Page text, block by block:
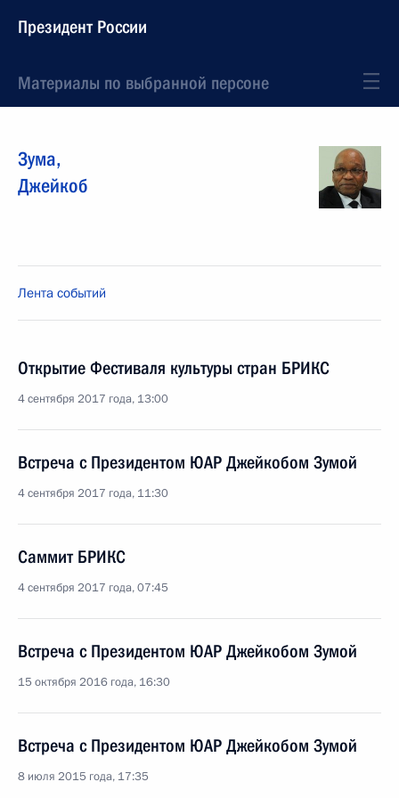
Президент России
Материалы по выбранной персоне
Зума,
Джейкоб
Лента событий
Открытие Фестиваля культуры стран БРИКС
4 сентября 2017 года, 13:00
Встреча с Президентом ЮАР Джейкобом Зумой
4 сентября 2017 года, 11:30
Саммит БРИКС
4 сентября 2017 года, 07:45
Встреча с Президентом ЮАР Джейкобом Зумой
15 октября 2016 года, 16:30
Встреча с Президентом ЮАР Джейкобом Зумой
8 июля 2015 года, 17:35